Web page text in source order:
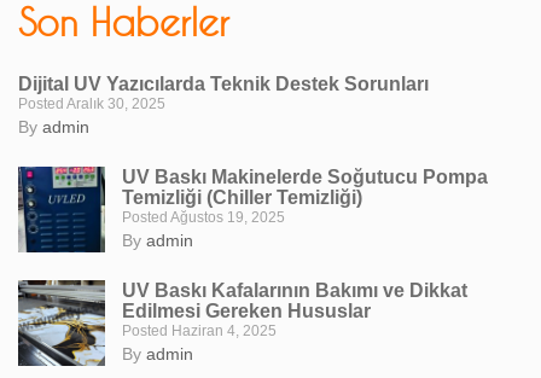
Son Haberler
Dijital UV Yazıcılarda Teknik Destek Sorunları
Posted Aralık 30, 2025
By admin
UV Baskı Makinelerde Soğutucu Pompa
Temizliği (Chiller Temizliği)
Posted Ağustos 19, 2025
By admin
UV Baskı Kafalarının Bakımı ve Dikkat
Edilmesi Gereken Hususlar
Posted Haziran 4, 2025
By admin